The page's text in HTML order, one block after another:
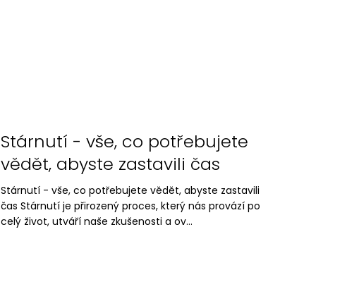
Stárnutí - vše, co potřebujete
vědět, abyste zastavili čas
Stárnutí - vše, co potřebujete vědět, abyste zastavili
čas Stárnutí je přirozený proces, který nás provází po
celý život, utváří naše zkušenosti a ov...